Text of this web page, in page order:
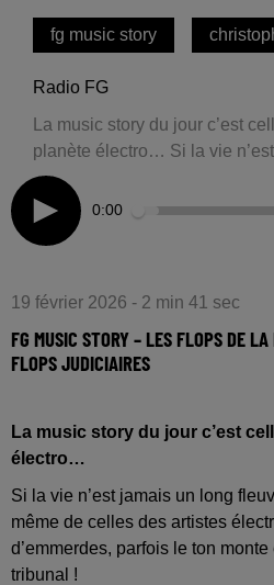
fg music story
Radio FG
La music story du jour c’est
planète électro… Si la vie
0:00
19 février 2026 - 2 min 41 sec
FG MUSIC STORY – LES FLOPS DE
FLOPS JUDICIAIRES
La music story du jour c’est
électro…
Si la vie n’est jamais un long
même de celles des artistes
d’emmerdes, parfois le ton
tribunal !